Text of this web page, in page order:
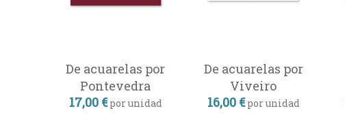
De acuarelas por
Pontevedra
17,00 € por unidad
De acuarelas por
Viveiro
16,00 € por unidad